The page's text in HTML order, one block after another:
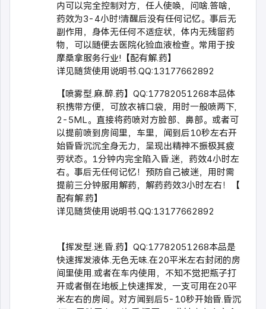
内可以完全控制对方，任人使唤，问啥.答啥，
药效为3-4小时!清醒后没有任何记忆。事后无
副作用，身体无任何不适症状，体内无残留药
物，可以随便去医院化验血液检查。常用于按
摩桑拿服务行业!【配有解.药】
详见随货使用说明书.QQ:13177662892
【喷雾型.麻.醉.药】QQ:17782051268本品体
积携带方便，可放衣裤口袋，用时一般喷两下,
2-5ML。直接将药喷对方脸部、鼻部。或者可
以提前喷到房间里，车里，闻到后10秒左右开
始昏昏沉沉全身无力，呈现出精神不振极其疲
劳状态。1分钟内完全陷入昏.迷，药效4小时左
右。事后无任何记忆！预防自己被迷，用时需
提前三分钟服用解药，解药药效3小时左右！【
配有解.药】
详见随货使用说明书.QQ:13177662892
【挥发型.迷.昏.药】QQ:17782051268本品是
快速挥发液体.无色无味.在20平米左右封闭的房
间里使用.或者在车内使用，不知不觉把瓶子打
开或者倒在地板上快速挥发，一支可用在20平
米左右的房间。对方闻到后5-10秒开始昏.昏沉